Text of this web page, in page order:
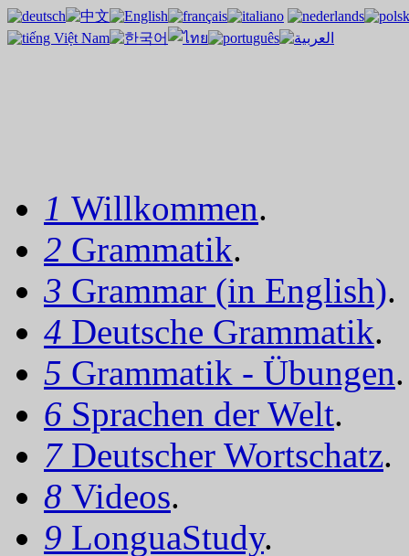
1 Willkommen.
2 Grammatik.
3 Grammar (in English).
4 Deutsche Grammatik.
5 Grammatik - Übungen.
6 Sprachen der Welt.
7 Deutscher Wortschatz.
8 Videos.
9 LonguaStudy.